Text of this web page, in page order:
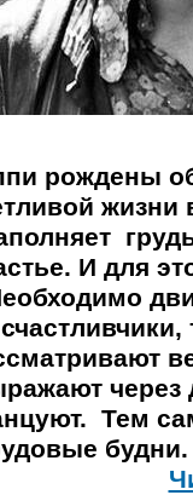
рождены
жизни
И для
счастливчики,
через
Тем